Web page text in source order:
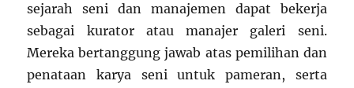
sejarah seni dan manajemen dapat bekerja
sebagai kurator atau manajer galeri seni.
Mereka bertanggung jawab atas pemilihan dan
penataan karya seni untuk pameran, serta